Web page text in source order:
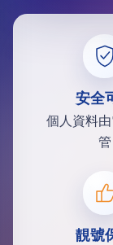
安全
個人資料
管
靚號